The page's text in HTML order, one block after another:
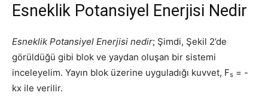
Esneklik Potansiyel Enerjisi Nedir
Esneklik Potansiyel Enerjisi nedir; Şimdi, Şekil 2’de
görüldüğü gibi blok ve yaydan oluşan bir sistemi
inceleyelim. Yayın blok üzerine uyguladığı kuvvet, Fs = -
kx ile verilir.